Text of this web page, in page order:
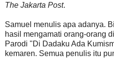
The Jakarta Post.
Samuel menulis apa adanya.
hasil mengamati orang-orang
Parodi "Di Dadaku Ada
kemaren. Semua penulis itu